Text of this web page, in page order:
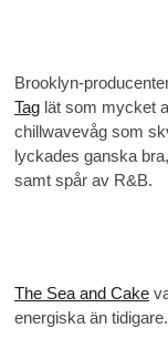
Brooklyn-
Tag lät som mycket
chillwavevåg som
lyckades ganska
samt spår av R&B.
The Sea and Cake
energiska än